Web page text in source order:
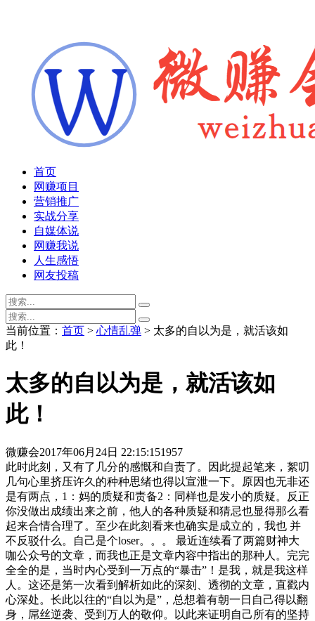
首页
网赚项目
营销推广
实战分享
自媒体说
网赚我说
人生感悟
网友投稿
当前位置： 首页 > 心情乱弹 > 太多的自以为是，就活该如
此！
太多的自以为是，就活该如
此！
微赚会2017年06月24日 22:15:151957
此时此刻，又有了几分的感慨和自责了。因此提起笔来，絮叨
几句心里挤压许久的种种思绪也得以宣泄一下。原因也无非还
是有两点，1：妈的质疑和责备2：同样也是发小的质疑。反正
你没做出成绩出来之前，他人的各种质疑和猜忌也显得那么看
起来合情合理了。至少在此刻看来也确实是成立的，我也 并
不反驳什么。自己是个loser。。。 最近连续看了两篇财神大
咖公众号的文章，而我也正是文章内容中指出的那种人。完完
全全的是，当时内心受到一万点的“暴击”！是我，就是我这样
人。这还是第一次看到解析如此的深刻、透彻的文章，直戳内
心深处。长此以往的“自以为是”，总想着有朝一日自己得以翻
身，屌丝逆袭、受到万人的敬仰。以此来证明自己所有的坚持